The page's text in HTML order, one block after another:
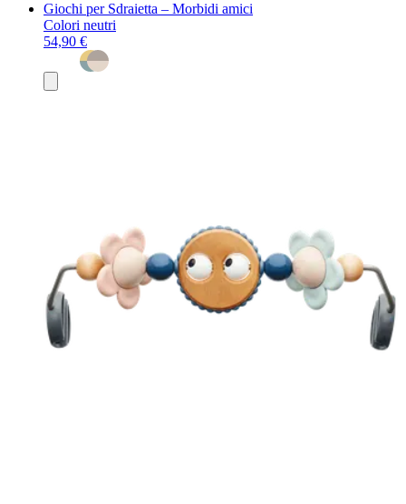
Giochi per Sdraietta – Morbidi amici
Colori neutri
54,90 €
al